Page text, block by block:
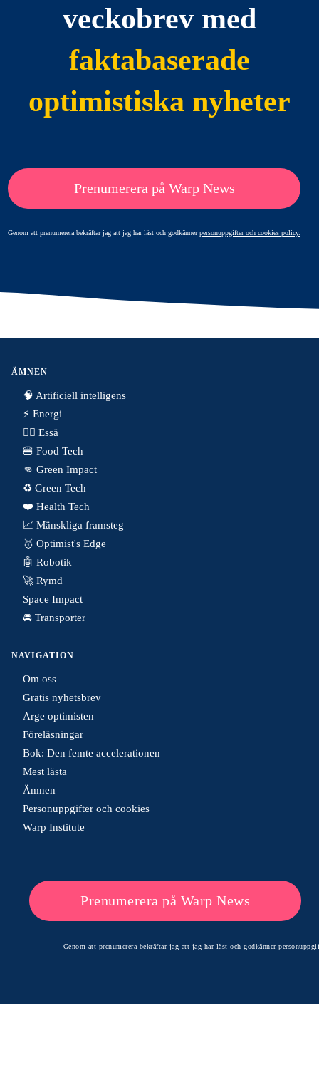
veckobrev med
faktabaserade
optimistiska nyheter
Prenumerera på Warp News
Genom att prenumerera bekräftar jag att jag har läst och godkännerpersonuppgifter och cookies policy.
ÄMNEN
🧠 Artificiell intelligens
⚡️ Energi
✍🏼 Essä
🍔 Food Tech
👊 Green Impact
♻️ Green Tech
❤️ Health Tech
📈 Mänskliga framsteg
🥇 Optimist's Edge
🤖 Robotik
🚀 Rymd
Space Impact
🚘 Transporter
NAVIGATION
Om oss
Gratis nyhetsbrev
Arge optimisten
Föreläsningar
Bok: Den femte accelerationen
Mest lästa
Ämnen
Personuppgifter och cookies
Warp Institute
Prenumerera på Warp News
Genom att prenumerera bekräftar jag att jag har läst och godkänner